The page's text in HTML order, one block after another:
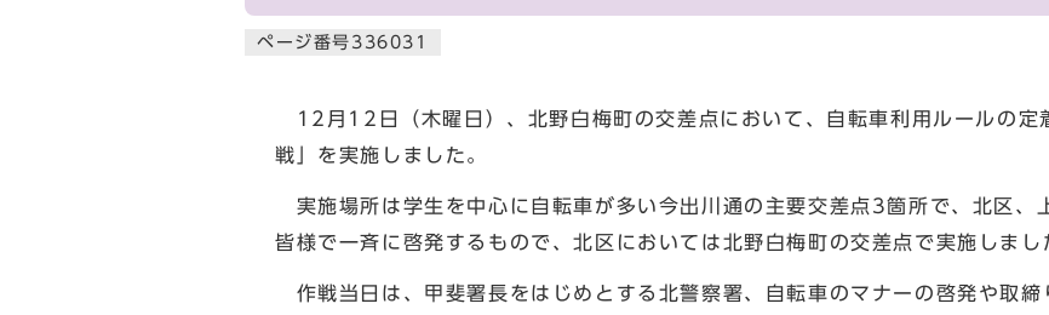
ページ番号336031
12月12日（木曜日）、北野白梅町の交差点において、自転車利用ルールの定
戦」を実施しました。
実施場所は学生を中心に自転車が多い今出川通の主要交差点3箇所で、北区、
皆様で一斉に啓発するもので、北区においては北野白梅町の交差点で実施しまし
作戦当日は、甲斐署長をはじめとする北警察署、自転車のマナーの啓発や取締